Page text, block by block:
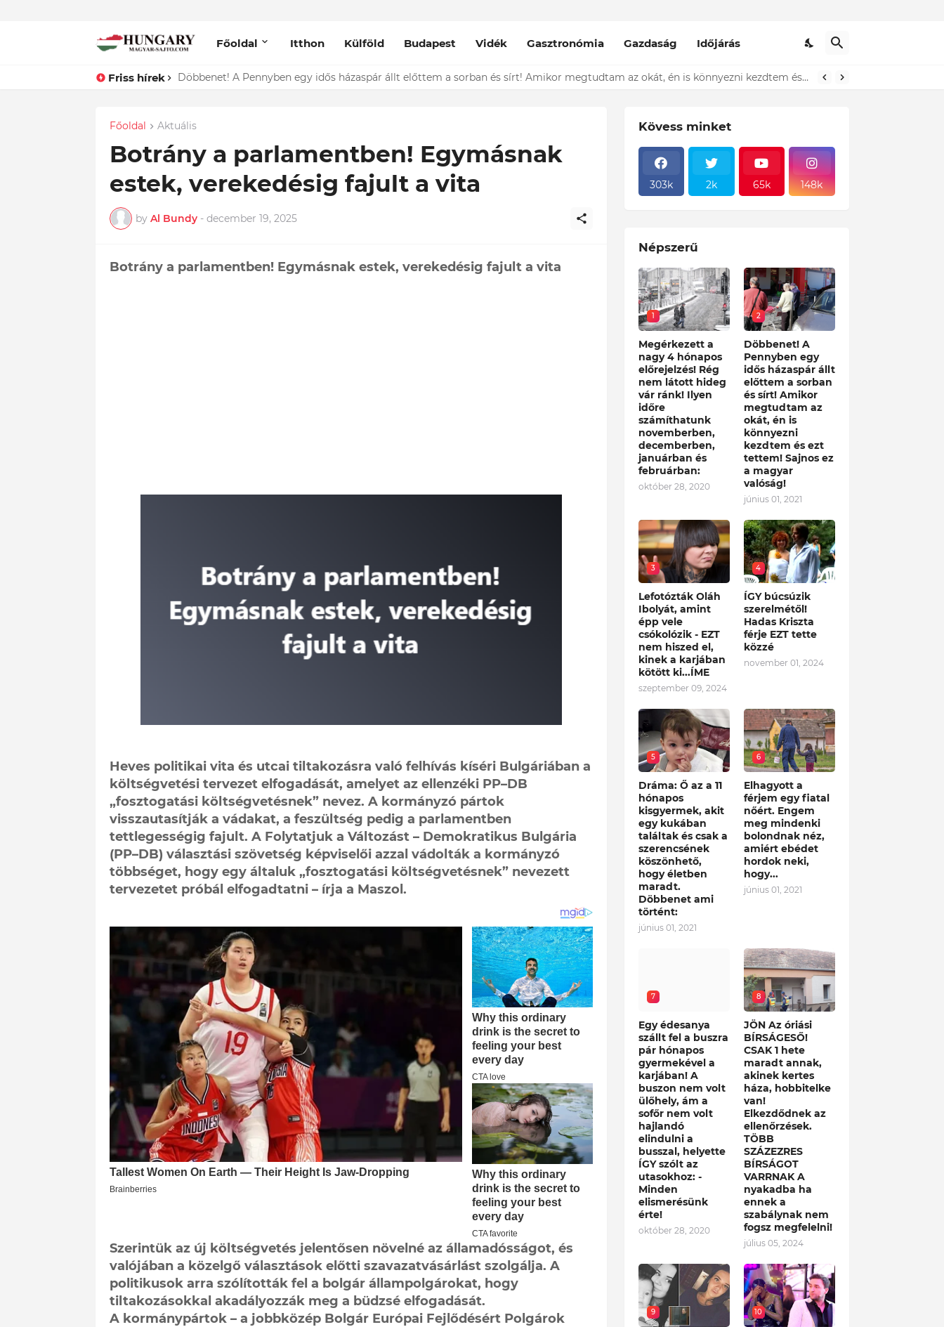
Főoldal Itthon Külföld Budapest Vidék Gasztronómia Gazdaság Időjárás
Friss hírek Lefotózták Oláh Ibolyát, amint épp vele csókolózik - EZT nem hiszed el, kinek a karjában kötött ki...ÍME
Főoldal Aktuális
Botrány a parlamentben! Egymásnak
estek, verekedésig fajult a vita
by Al Bundy - december 19, 2025
Botrány a parlamentben! Egymásnak estek, verekedésig fajult a vita
Heves politikai vita és utcai tiltakozásra való felhívás kíséri Bulgáriában a
költségvetési tervezet elfogadását, amelyet az ellenzéki PP–DB
„fosztogatási költségvetésnek” nevez. A kormányzó pártok
visszautasítják a vádakat, a feszültség pedig a parlamentben
tettlegességig fajult. A Folytatjuk a Változást – Demokratikus Bulgária
(PP–DB) választási szövetség képviselői azzal vádolták a kormányzó
többséget, hogy egy általuk „fosztogatási költségvetésnek” nevezett
tervezetet próbál elfogadtatni – írja a Maszol.
Szerintük az új költségvetés jelentősen növelné az államadósságot, és
valójában a közelgő választások előtti szavazatvásárlást szolgálja. A
politikusok arra szólították fel a bolgár állampolgárokat, hogy
tiltakozásokkal akadályozzák meg a büdzsé elfogadását.
A kormánypártok – a jobbközép Bolgár Európai Fejlődésért Polgárok
Kövess minket
303k 2k 65k 148k
Népszerű
1
Megérkezett a
nagy 4 hónapos
előrejelzés! Rég
nem látott hideg
vár ránk! Ilyen
időre
számíthatunk
novemberben,
decemberben,
januárban és
februárban:
október 28, 2020
2
Döbbenet! A
Pennyben egy
idős házaspár állt
előttem a sorban
és sírt! Amikor
megtudtam az
okát, én is
könnyezni
kezdtem és ezt
tettem! Sajnos ez
a magyar
valóság!
június 01, 2021
3
Lefotózták Oláh
Ibolyát, amint
épp vele
csókolózik - EZT
nem hiszed el,
kinek a karjában
kötött ki...ÍME
szeptember 09, 2024
4
ÍGY búcsúzik
szerelmétől!
Hadas Kriszta
férje EZT tette
közzé
november 01, 2024
5
Dráma: Ő az a 11
hónapos
kisgyermek, akit
egy kukában
találtak és csak a
szerencsének
köszönhető,
hogy életben
maradt.
Döbbenet ami
történt:
június 01, 2021
6
Elhagyott a
férjem egy fiatal
nőért. Engem
meg mindenki
bolondnak néz,
amiért ebédet
hordok neki,
hogy...
június 01, 2021
7
Egy édesanya
szállt fel a buszra
pár hónapos
gyermekével a
karjában! A
buszon nem volt
ülőhely, ám a
sofőr nem volt
hajlandó
elindulni a
busszal, helyette
ÍGY szólt az
utasokhoz: -
Minden
elismerésünk
érte!
október 28, 2020
8
JÖN Az óriási
BÍRSÁGESŐ!
CSAK 1 hete
maradt annak,
akinek kertes
háza, hobbitelke
van!
Elkezdődnek az
ellenőrzések.
TÖBB
SZÁZEZRES
BÍRSÁGOT
VARRNAK A
nyakadba ha
ennek a
szabálynak nem
fogsz megfelelni!
július 05, 2024
9 10